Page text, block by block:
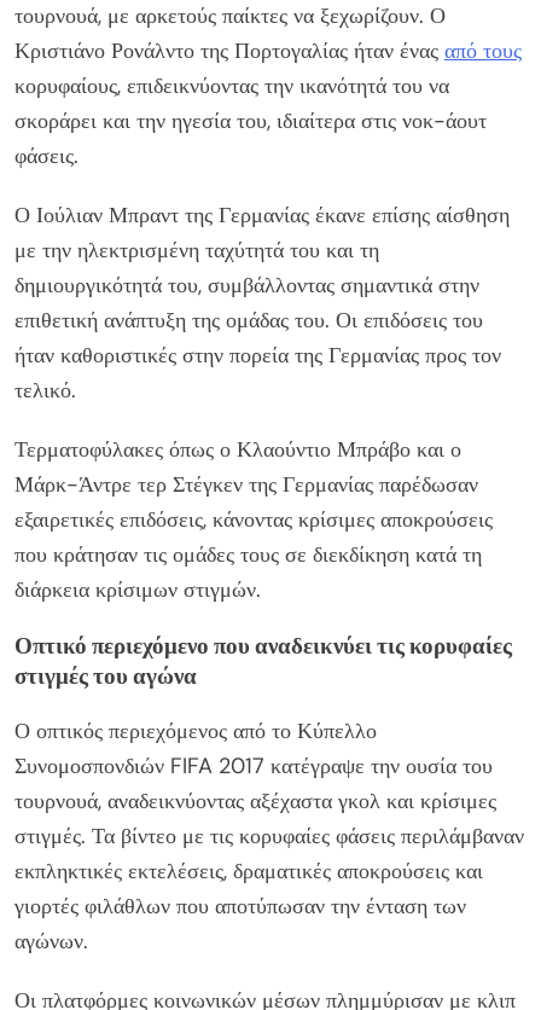
τουρνουά, με αρκετούς παίκτες να ξεχωρίζουν. Ο
Κριστιάνο Ρονάλντο της Πορτογαλίας ήταν ένας από τους
κορυφαίους, επιδεικνύοντας την ικανότητά του να
σκοράρει και την ηγεσία του, ιδιαίτερα στις νοκ-άουτ
φάσεις.
Ο Ιούλιαν Μπραντ της Γερμανίας έκανε επίσης αίσθηση
με την ηλεκτρισμένη ταχύτητά του και τη
δημιουργικότητά του, συμβάλλοντας σημαντικά στην
επιθετική ανάπτυξη της ομάδας του. Οι επιδόσεις του
ήταν καθοριστικές στην πορεία της Γερμανίας προς τον
τελικό.
Τερματοφύλακες όπως ο Κλαούντιο Μπράβο και ο
Μάρκ-Άντρε τερ Στέγκεν της Γερμανίας παρέδωσαν
εξαιρετικές επιδόσεις, κάνοντας κρίσιμες αποκρούσεις
που κράτησαν τις ομάδες τους σε διεκδίκηση κατά τη
διάρκεια κρίσιμων στιγμών.
Οπτικό περιεχόμενο που αναδεικνύει τις κορυφαίες
στιγμές του αγώνα
Ο οπτικός περιεχόμενος από το Κύπελλο
Συνομοσπονδιών FIFA 2017 κατέγραψε την ουσία του
τουρνουά, αναδεικνύοντας αξέχαστα γκολ και κρίσιμες
στιγμές. Τα βίντεο με τις κορυφαίες φάσεις περιλάμβαναν
εκπληκτικές εκτελέσεις, δραματικές αποκρούσεις και
γιορτές φιλάθλων που αποτύπωσαν την ένταση των
αγώνων.
Οι πλατφόρμες κοινωνικών μέσων πλημμύρισαν με κλιπ